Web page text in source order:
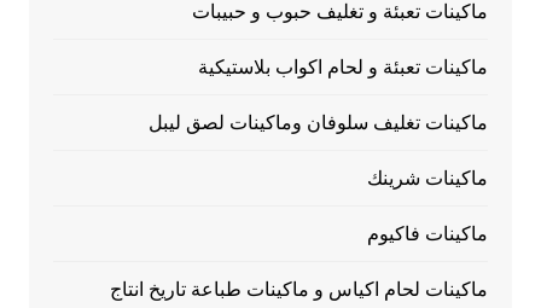
ماكينات تعبئة و تغليف حبوب و حبيبات
ماكينات تعبئة و لحام اكواب بلاستيكية
ماكينات تغليف سلوفان وماكينات لصق ليبل
ماكينات شرينك
ماكينات فاكيوم
ماكينات لحام اكياس و ماكينات طباعة تاريخ انتاج